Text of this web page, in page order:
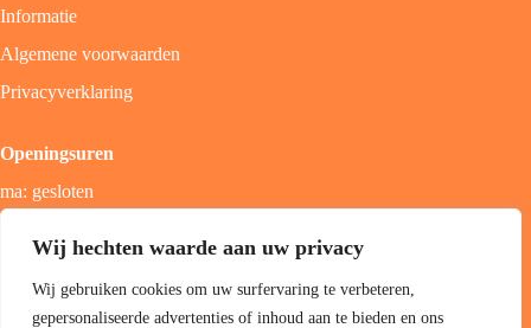
Wij hechten waarde aan uw privacy
Wij gebruiken cookies om uw surfervaring te verbeteren,
gepersonaliseerde advertenties of inhoud aan te bieden en ons
Informatie
Algemene voorwaarden
Privacyverklaring
Openingsuren
ma: gesloten
zon; gesloten